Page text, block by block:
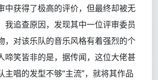
中获得了极高的评价，但最终却被无
我追查原因，发现其中一位评审委员
，对该乐队的音乐风格有着强烈的个
啼笑皆非的是，据传闻，这位大佬甚
主唱的发型不够“主流”，就将其作品